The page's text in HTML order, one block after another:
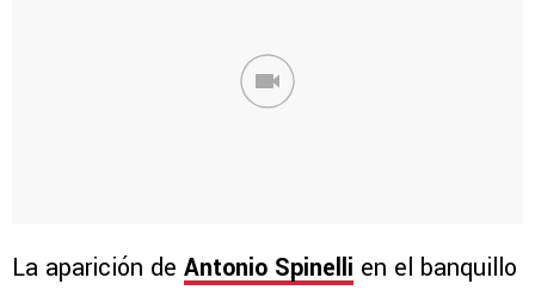
La aparición de Antonio Spinelli en el banquillo